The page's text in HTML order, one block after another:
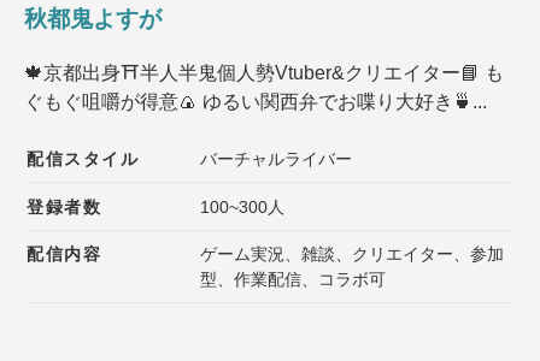
秋都鬼よすが
🍁京都出身⛩️半人半鬼個人勢Vtuber&クリエイター📘 も
ぐもぐ咀嚼が得意🍙 ゆるい関西弁でお喋り大好き🍵...
配信スタイル バーチャルライバー
登録者数 100~300人
配信内容
ゲーム実況、雑談、クリエイター、参加
型、作業配信、コラボ可